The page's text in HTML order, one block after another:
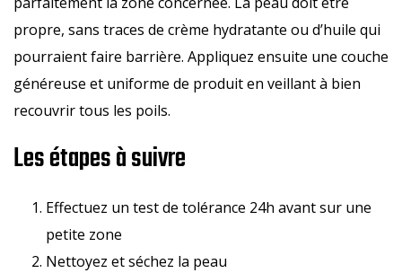
propre, sans traces de crème hydratante ou d’huile qui
pourraient faire barrière. Appliquez ensuite une couche
généreuse et uniforme de produit en veillant à bien
recouvrir tous les poils.
Les étapes à suivre
Effectuez un test de tolérance 24h avant sur une
petite zone
Nettoyez et séchez la peau